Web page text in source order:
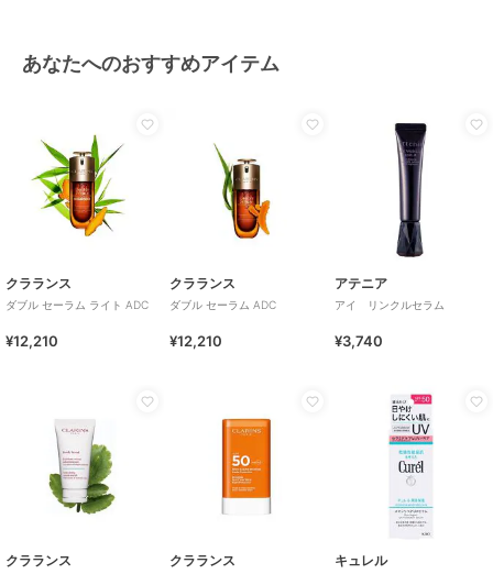
あなたへのおすすめアイテム
クラランス
ダブル セーラム ライト ADC
¥12,210
クラランス
ダブル セーラム ADC
¥12,210
アテニア
アイ リンクルセラム
¥3,740
クラランス クラランス キュレル